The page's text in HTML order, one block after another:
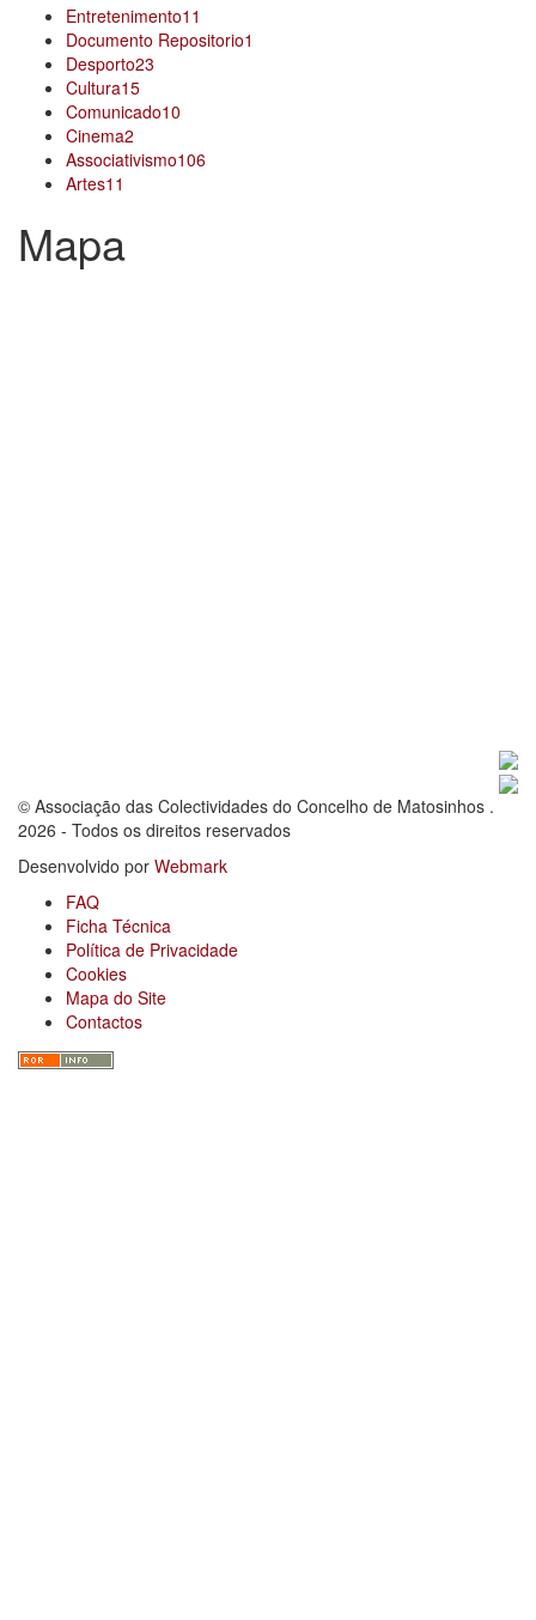
Entretenimento11
Documento Repositorio1
Desporto23
Cultura15
Comunicado10
Cinema2
Associativismo106
Artes11
Mapa
© Associação das Colectividades do Concelho de Matosinhos .
2026 - Todos os direitos reservados
Desenvolvido por Webmark
FAQ
Ficha Técnica
Política de Privacidade
Cookies
Mapa do Site
Contactos